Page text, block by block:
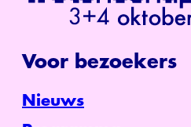
Voor bezoekers
Nieuws